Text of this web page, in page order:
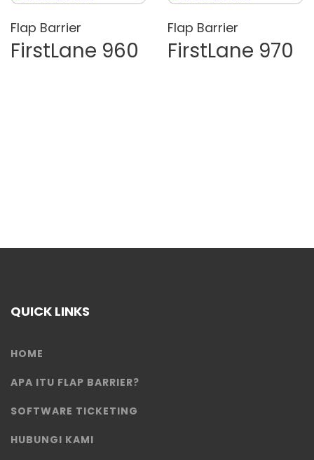
Flap Barrier
FirstLane 960
Flap Barrier
FirstLane 970
QUICK LINKS
HOME
APA ITU FLAP BARRIER?
SOFTWARE TICKETING
HUBUNGI KAMI